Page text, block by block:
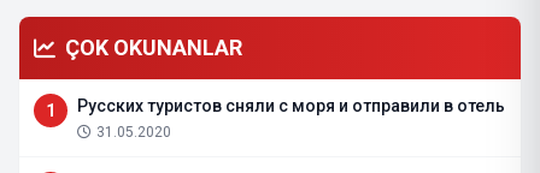
ÇOK OKUNANLAR
1 Русских туристов сняли с моря и отправили в отель
31.05.2020